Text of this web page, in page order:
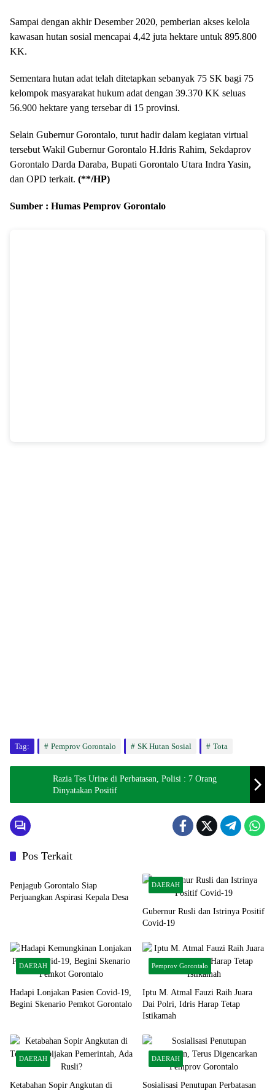
Sampai dengan akhir Desember 2020, pemberian akses kelola
kawasan hutan sosial mencapai 4,42 juta hektare untuk 895.800
KK.
Sementara hutan adat telah ditetapkan sebanyak 75 SK bagi 75
kelompok masyarakat hukum adat dengan 39.370 KK seluas
56.900 hektare yang tersebar di 15 provinsi.
Selain Gubernur Gorontalo, turut hadir dalam kegiatan virtual
tersebut Wakil Gubernur Gorontalo H.Idris Rahim, Sekdaprov
Gorontalo Darda Daraba, Bupati Gorontalo Utara Indra Yasin,
dan OPD terkait. (**/HP)
Sumber : Humas Pemprov Gorontalo
Tag: Pemprov Gorontalo SK Hutan Sosial Tota
Razia Tes Urine di Perbatasan, Polisi : 7 Orang
Dinyatakan Positif
Pos Terkait
DAERAH
Penjagub Gorontalo Siap
Perjuangkan Aspirasi Kepala Desa
DAERAH
Gubernur Rusli dan Istrinya Positif
Covid-19
DAERAH
Hadapi Lonjakan Pasien Covid-19,
Begini Skenario Pemkot Gorontalo
Pemprov Gorontalo
Iptu M. Atmal Fauzi Raih Juara
Dai Polri, Idris Harap Tetap
Istikamah
DAERAH
Ketabahan Sopir Angkutan di
DAERAH
Sosialisasi Penutupan Perbatasan